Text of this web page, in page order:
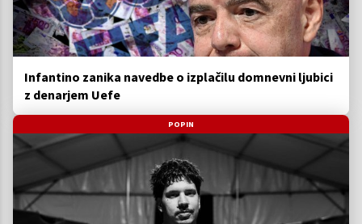
Infantino zanika navedbe o izplačilu domnevni ljubici
z denarjem Uefe
POPIN